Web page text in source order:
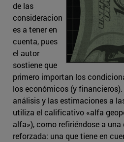
de las
consideracion
es a tener en
cuenta, pues
el autor
sostiene que
primero importan los
los económicos (y
análisis y las estimaciones a
utiliza el calificativo «alfa
alfa»), como refiriéndose a
reforzada: una que tiene en